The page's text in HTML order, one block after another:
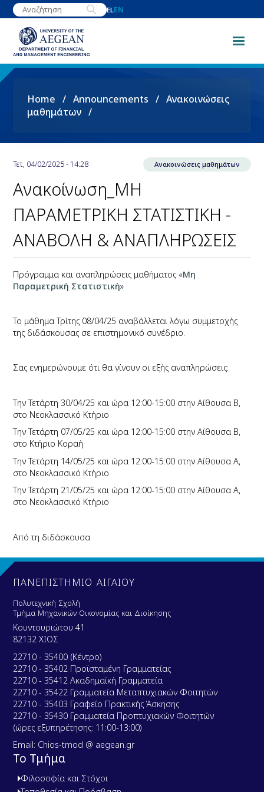
Skip
to
content
ELEN
Breadcrumb
Home Announcements
Ανακοινώσεις
μαθημάτων
Τετ, 04/02/2025 - 14:28 Ανακοινώσεις μαθημάτων
Ανακοίνωση_ΜΗ
ΠΑΡΑΜΕΤΡΙΚΗ ΣΤΑΤΙΣΤΙΚΗ -
ΑΝΑΒΟΛΗ & ΑΝΑΠΛΗΡΩΣΕΙΣ
Πρόγραμμα και αναπληρώσεις μαθήματος «Μη
Παραμετρική Στατιστική»
Το μάθημα Τρίτης 08/04/25 αναβάλλεται λόγω συμμετοχής
της διδάσκουσας σε επιστημονικό συνέδριο.
Σας ενημερώνουμε ότι θα γίνουν οι εξής αναπληρώσεις:
Την Τετάρτη 30/04/25 και ώρα 12:00-15:00 στην Αίθουσα Β,
στο Νεοκλασσικό Κτήριο
Την Τετάρτη 07/05/25 και ώρα 12:00-15:00 στην Αίθουσα Β,
στο Κτήριο Κοραή
Την Τετάρτη 14/05/25 και ώρα 12:00-15:00 στην Αίθουσα Α,
στο Νεοκλασσικό Κτήριο
Την Τετάρτη 21/05/25 και ώρα 12:00-15:00 στην Αίθουσα Α,
στο Νεοκλασσικό Κτήριο
Από τη διδάσκουσα
ΠΑΝΕΠΙΣΤΗΜΙΟ ΑΙΓΑΙΟΥ
Πολυτεχνική Σχολή
Τμήμα Μηχανικών Οικονομίας και Διοίκησης
Κουντουριώτου 41
82132 ΧΙΟΣ
22710 - 35400 (Κέντρο)
22710 - 35402 Προϊσταμένη Γραμματείας
22710 - 35412 Ακαδημαϊκή Γραμματεία
22710 - 35422 Γραμματεία Μεταπτυχιακών Φοιτητών
22710 - 35403 Γραφείο Πρακτικής Άσκησης
22710 - 35430 Γραμματεία Προπτυχιακών Φοιτητών
(ώρες εξυπηρέτησης: 11:00-13:00)
Email: Chios-tmod @ aegean.gr
Το Τμήμα
Φιλοσοφία και Στόχοι